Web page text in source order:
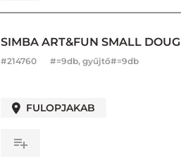
SIMBA ART&FUN SMALL
#214760 #=9db, gyűjtő#=9db
FULOPJAKAB